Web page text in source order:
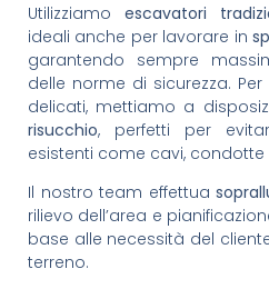
Utilizziamo escavatori
ideali anche per lavorare in
garantendo sempre
delle norme di sicurezza.
delicati, mettiamo a
risucchio, perfetti per
esistenti come cavi,
Il nostro team effettua
rilievo dell’area e
base alle necessità del
terreno.